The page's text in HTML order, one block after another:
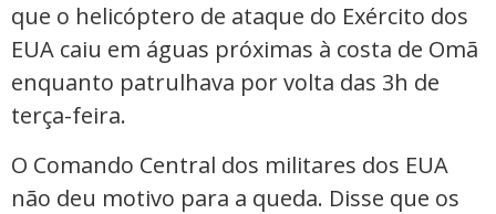
que o helicóptero de ataque do Exército dos
EUA caiu em águas próximas à costa de Omã
enquanto patrulhava por volta das 3h de
terça-feira.
O Comando Central dos militares dos EUA
não deu motivo para a queda. Disse que os